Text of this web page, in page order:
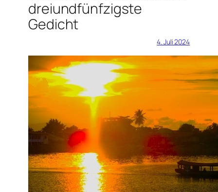
dreiundfünfzigste
Gedicht
4. Juli 2024